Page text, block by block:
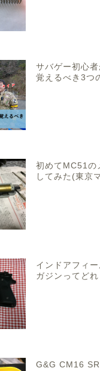
サバゲー初心
覚えるべき3つ
初めてMC51の
してみた(東京
インドアフィ
ガジンってど
G&G CM16